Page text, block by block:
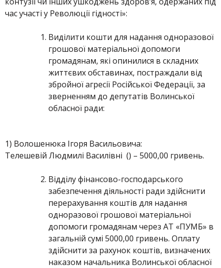
час участі у Революції гідності»:
Виділити кошти для надання одноразової
грошової матеріальної допомоги
громадянам, які опинилися в складних
життєвих обставинах, постраждали від
збройної агресії Російської Федерації, за
зверненням до депутатів Волинської
обласної ради:
1) Волошенюка Ігоря Васильовича:
Телешевій Людмилі Василівні () – 5000,00 гривень.
Відділу фінансово-господарського
забезпечення діяльності ради здійснити
перерахування коштів для надання
одноразової грошової матеріальної
допомоги громадянам через АТ «ПУМБ» в
загальній сумі 5000,00 гривень. Оплату
здійснити за рахунок коштів, визначених
наказом начальника Волинської обласної